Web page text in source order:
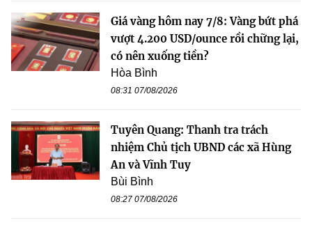
Giá vàng hôm nay 7/8: Vàng bứt phá
vượt 4.200 USD/ounce rồi chững lại,
có nên xuống tiền?
Hòa Bình
08:31 07/08/2026
Tuyên Quang: Thanh tra trách
nhiệm Chủ tịch UBND các xã Hùng
An và Vĩnh Tuy
Bùi Bình
08:27 07/08/2026